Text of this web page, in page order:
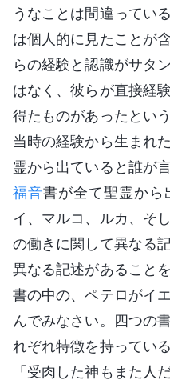
うなことは間違ってい
は個人的に見たことが
らの経験と認識がサタ
はなく、彼らが直接経
得たものがあったとい
当時の経験から生まれ
霊から出ていると誰が
福音書が全て聖霊から
イ、マルコ、ルカ、そ
の働きに関して異なる
異なる記述があること
書の中の、ペテロがイ
んでみなさい。四つの
れぞれ特徴を持ってい
「受肉した神もまた人